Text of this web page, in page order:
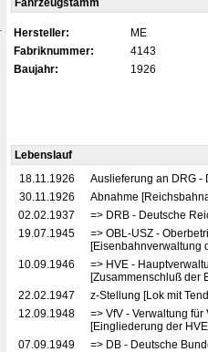
Fahrzeugstamm
Hersteller: ME
Fabriknummer:
4143
Baujahr:
1926
Lebenslauf
18.11.1926
Auslieferung an DRG
30.11.1926
Abnahme
02.02.1937
=> DRB - Deutsche
19.07.1945
=> OBL-USZ -
[Eisenbahnverwaltung
10.09.1946
=> HVE -
[Zusammenschluß der
22.02.1947
z-Stellung [Lok mit
12.09.1948
=> VfV - Verwaltung
[Eingliederung der
07.09.1949
=> DB - Deutsche